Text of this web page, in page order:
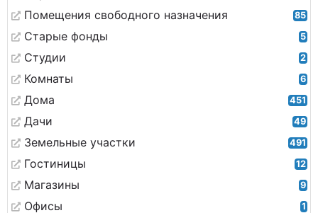
Помещения свободного назначения 85
Старые фонды 5
Студии 2
Комнаты 6
Дома 451
Дачи 49
Земельные участки 491
Гостиницы 12
Магазины 9
Офисы 1